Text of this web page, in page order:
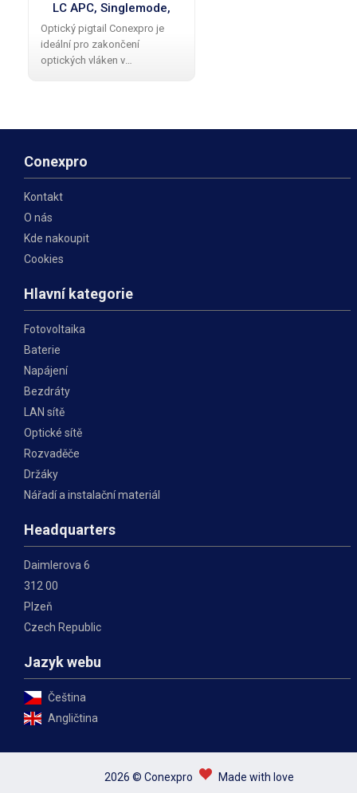
LC APC, Singlemode,
G.657.A2, 2m
Optický pigtail Conexpro je
ideální pro zakončení
optických vláken v
vzdálenosti.
Conexpro
Kontakt
O nás
Kde nakoupit
Cookies
Hlavní kategorie
Fotovoltaika
Baterie
Napájení
Bezdráty
LAN sítě
Optické sítě
Rozvaděče
Držáky
Nářadí a instalační materiál
Headquarters
Daimlerova 6
312 00
Plzeň
Czech Republic
Jazyk webu
Čeština
Angličtina
2026 © Conexpro Made with love